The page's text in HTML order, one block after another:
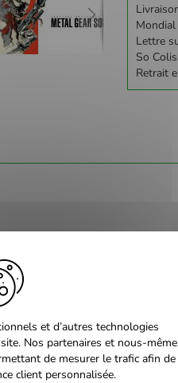
Lettre
So
Retrait
et d’autres technologies
Nos partenaires et nous-
de mesurer le trafic afin de
client personnalisée.